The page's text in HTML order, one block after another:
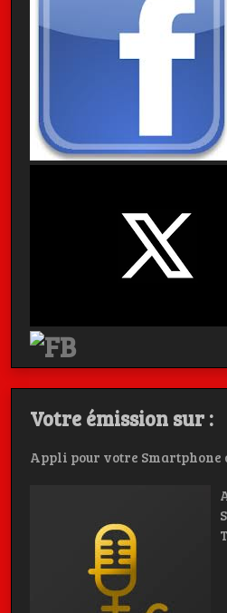
Votre émission sur :
Appli pour votre Smartphone